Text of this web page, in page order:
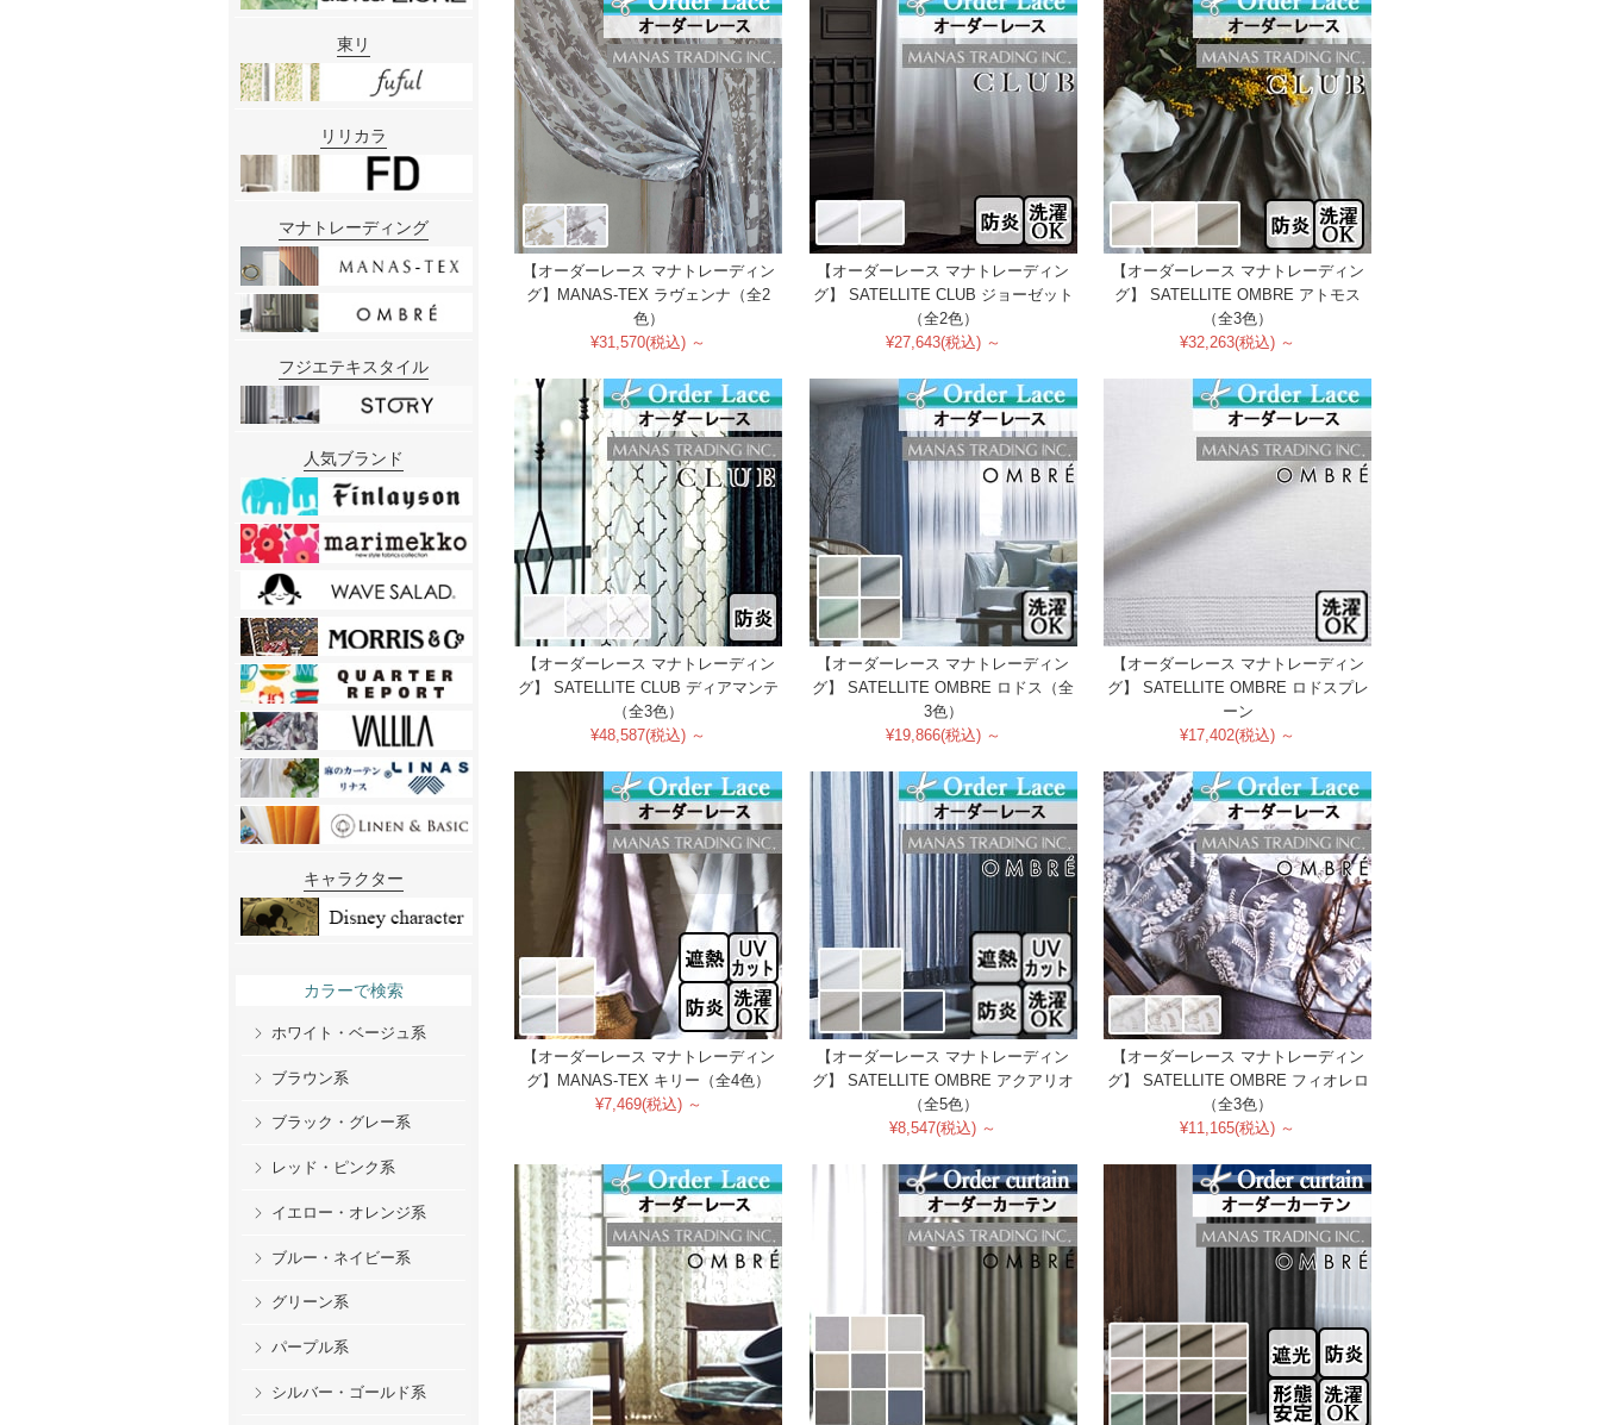
【オーダーレース マナトレーディン
グ】MANAS-TEX ラヴェンナ（全2
色）
¥31,570(税込) ～
【オーダーレース マナトレーディン
グ】 SATELLITE CLUB ジョーゼット
（全2色）
¥27,643(税込) ～
【オーダーレース マナトレーディン
グ】 SATELLITE OMBRE アトモス
（全3色）
¥32,263(税込) ～
【オーダーレース マナトレーディン
グ】 SATELLITE CLUB ディアマンテ
（全3色）
¥48,587(税込) ～
【オーダーレース マナトレーディン
グ】 SATELLITE OMBRE ロドス（全
3色）
¥19,866(税込) ～
【オーダーレース マナトレーディン
グ】 SATELLITE OMBRE ロドスプレ
ーン
¥17,402(税込) ～
【オーダーレース マナトレーディン
グ】MANAS-TEX キリー（全4色）
¥7,469(税込) ～
【オーダーレース マナトレーディン
グ】 SATELLITE OMBRE アクアリオ
（全5色）
¥8,547(税込) ～
【オーダーレース マナトレーディン
グ】 SATELLITE OMBRE フィオレロ
（全3色）
¥11,165(税込) ～
東リ
リリカラ
マナトレーディング
フジエテキスタイル
人気ブランド
キャラクター
カラーで検索
ホワイト・ベージュ系
ブラウン系
ブラック・グレー系
レッド・ピンク系
イエロー・オレンジ系
ブルー・ネイビー系
グリーン系
パープル系
シルバー・ゴールド系